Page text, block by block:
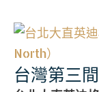
台灣第三